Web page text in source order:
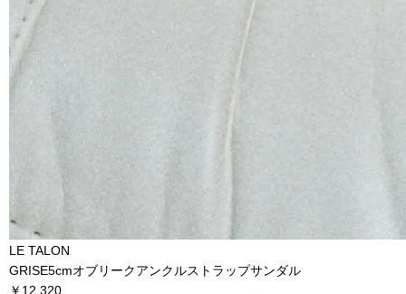
LE TALON
GRISE5cmオブリークアンクルストラップサンダル
￥12,320